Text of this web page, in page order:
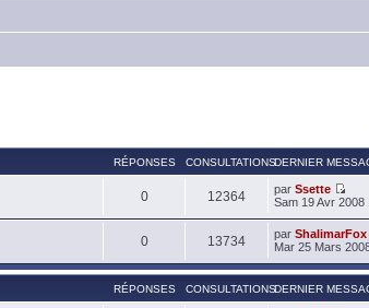
RÉPONSES CONSULTATIONSDERNIER
0 12364 par Ssette
Sam 19 Avr 2008
0 13734 par ShalimarFox
Mar 25 Mars
RÉPONSES CONSULTATIONSDERNIER